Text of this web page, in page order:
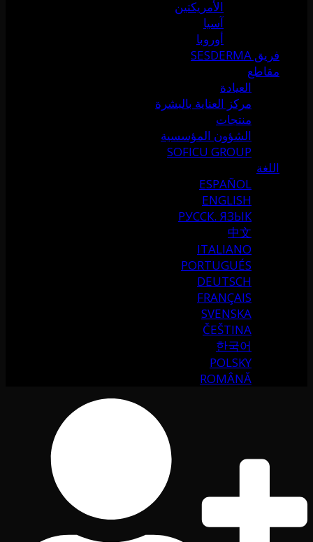
الأمريكتين
آسيا
أوروبا
فريق SESDERMA
مقاطع
العيادة
مركز العناية بالبشرة
منتجات
الشؤون المؤسسية
SOFICU GROUP
اللغة
ESPAÑOL
ENGLISH
РУССК. ЯЗЫК
中文
ITALIANO
PORTUGUÉS
DEUTSCH
FRANÇAIS
SVENSKA
ČEŠTINA
한국어
POLSKY
ROMÂNĂ